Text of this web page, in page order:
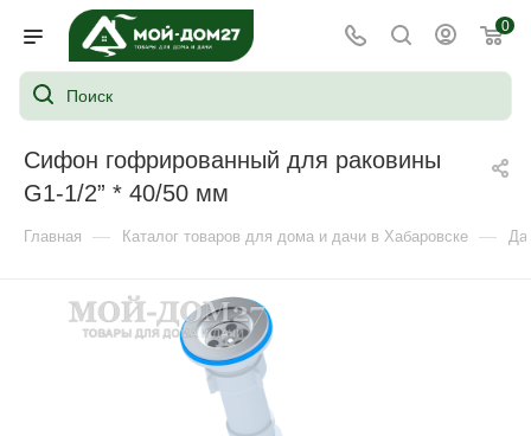
0
Сифон гофрированный для раковины
G1-1/2” * 40/50 мм
Главная — Каталог товаров для дома и дачи в Хабаровске —